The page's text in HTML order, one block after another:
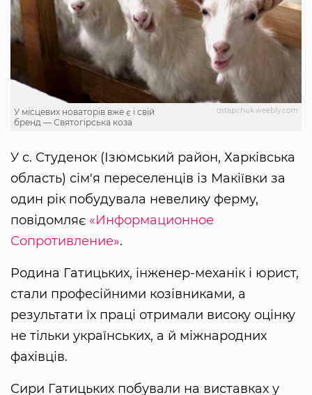
ostapchuk.weebly.com
У місцевих новаторів вже є і свій
бренд — Святогірська коза
У с. Студенок (Ізюмський район, Харківська
область) сім'я переселенців із Макіївки за
один рік побудувала невелику ферму,
повідомляє «Информационное
Сопротивление».
Родина Гатицьких, інженер-механік і юрист,
стали професійними козівниками, а
результати їх праці отримали високу оцінку
не тільки українських, а й міжнародних
фахівців.
Сири Гатицьких побували на виставках у